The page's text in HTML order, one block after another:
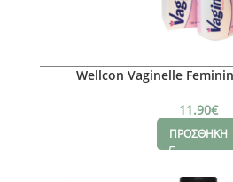
Wellcon Vaginelle
11.90€
ΠΡΟΣΘΗΚΗ